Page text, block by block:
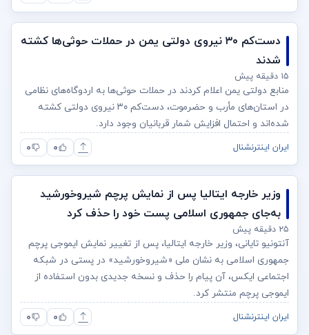
دست‌کم ۳۰ نیروی دولتی یمن در حملات حوثی‌ها کشته
شدند
۱۵ دقیقه پیش
منابع دولتی یمن اعلام کردند در حملات حوثی‌ها به اردوگاه‌های نظامی
در استان‌های مأرب و حضرموت، دست‌کم ۳۰ نیروی دولتی کشته
شده‌اند و احتمال افزایش شمار قربانیان وجود دارد.
ایران اینترنشنال ۰ ۰
وزیر خارجه ایتالیا پس از نمایش پرچم شیروخورشید
به‌جای جمهوری اسلامی پست خود را حذف کرد
۲۵ دقیقه پیش
آنتونیو تایانی، وزیر خارجه ایتالیا، پس از تغییر نمایش ایموجی پرچم
جمهوری اسلامی به نشان ملی «شیروخورشید» در پستی در شبکه
اجتماعی ایکس، آن پیام را حذف و نسخه جدیدی بدون استفاده از
ایموجی پرچم منتشر کرد.
ایران اینترنشنال ۰ ۰